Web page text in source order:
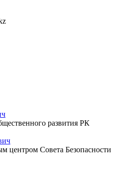
развития РК
центром Совета Безопасности